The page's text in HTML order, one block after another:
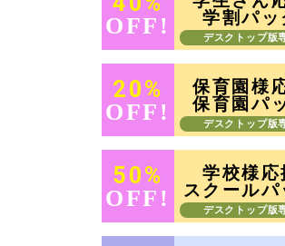
OFF!
学割パッ
デスクトップ版
20%
OFF!
保育園様
保育園パ
デスクトップ版
50%
OFF!
学校様応
スクールパ
デスクトップ版